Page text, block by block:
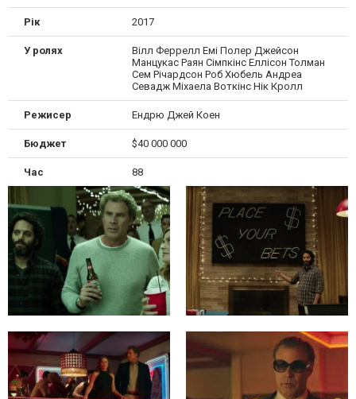
Рік 2017
У ролях
Вілл Феррелл Емі Полер Джейсон
Манцукас Раян Сімпкінс Еллісон Толман
Сем Річардсон Роб Хюбель Андреа
Севадж Міхаела Воткінс Нік Кролл
Режисер Ендрю Джей Коен
Бюджет $40 000 000
Час 88